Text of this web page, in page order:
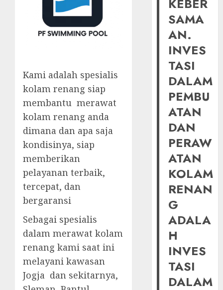
Kami adalah spesialis
kolam renang siap
membantu merawat
kolam renang anda
dimana dan apa saja
kondisinya, siap
memberikan
pelayanan terbaik,
tercepat, dan
bergaransi
Sebagai spesialis
dalam merawat kolam
renang kami saat ini
melayani kawasan
Jogja dan sekitarnya,
KEBER
SAMA
AN.
INVES
TASI
DALAM
PEMBU
ATAN
DAN
PERAW
ATAN
KOLAM
RENAN
G
ADALA
H
INVES
TASI
DALAM